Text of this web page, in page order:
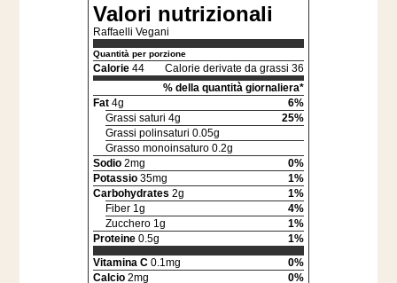
Valori nutrizionali
Raffaelli Vegani
Quantità per porzione
Calorie 44
Calorie derivate da grassi 36
% della quantità giornaliera*
Fat 4g
6%
Grassi saturi 4g
25%
Grassi polinsaturi 0.05g
Grasso monoinsaturo 0.2g
Sodio 2mg
0%
Potassio 35mg
1%
Carbohydrates 2g
1%
Fiber 1g
4%
Zucchero 1g
1%
Proteine 0.5g
1%
Vitamina C 0.1mg
0%
Calcio 2mg
0%